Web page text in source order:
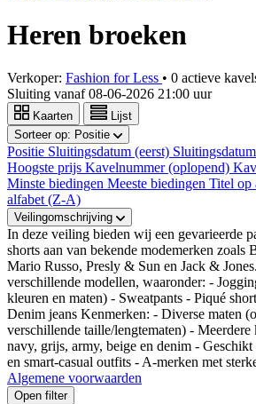
Heren broeken
Verkoper: Fashion for Less • 0 actieve
Sluiting vanaf08-06-2026 21:00 uur
Kaarten
Lijst
Sorteer op: Positie
Positie Sluitingsdatum (eerst)
Hoogste prijs Kavelnummer (oplopend)
Minste biedingen Meeste biedingen Titel op
alfabet (Z-A)
Veilingomschrijving
In deze veiling bieden wij een gevarieerde
shorts aan van bekende modemerken
Mario Russo, Presly & Sun en Jack &
verschillende modellen, waaronder: -
kleuren en maten) - Sweatpants - Piqué
Denim jeans Kenmerken: - Diverse maten
verschillende taille/lengtematen) - Meerdere
navy, grijs, army, beige en denim -
en smart-casual outfits - A-merken met
Algemene voorwaarden
Open filter